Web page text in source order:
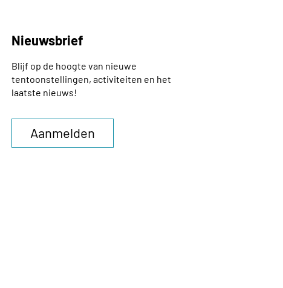
Nieuwsbrief
Blijf op de hoogte van nieuwe
tentoonstellingen, activiteiten en het
laatste nieuws!
Aanmelden